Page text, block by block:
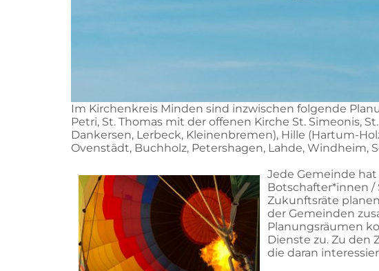
Im Kirchenkreis Minden sind inzwischen folgende
Petri, St. Thomas mit der offenen Kirche St. Simeonis,
Dankersen, Lerbeck, Kleinenbremen), Hille (Hartum-
Ovenstädt, Buchholz, Petershagen, Lahde, Windheim,
Jede Gemeinde
Botschafter*innen /
Zukunftsräte
der Gemeinden
Planungsräumen
Dienste zu. Zu den
die daran